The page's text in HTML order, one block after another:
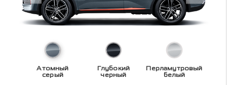
Атомный
серый
Глубокий
черный
Перламутровый
белый